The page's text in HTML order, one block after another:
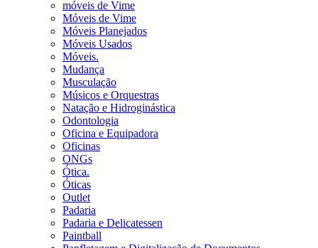
móveis de Vime
Móveis de Vime
Móveis Planejados
Móveis Usados
Móveis.
Mudança
Musculação
Músicos e Orquestras
Natação e Hidroginástica
Odontologia
Oficina e Equipadora
Oficinas
ONGs
Ótica.
Óticas
Outlet
Padaria
Padaria e Delicatessen
Paintball